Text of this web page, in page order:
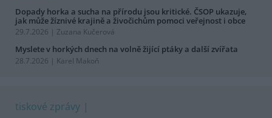
Dopady horka a sucha na přírodu jsou kritické. ČSOP ukazuje,
jak může žíznivé krajině a živočichům pomoci veřejnost i obce
29.7.2026 | Zuzana Kučerová
Myslete v horkých dnech na volně žijící ptáky a další zvířata
28.7.2026 | Karel Makoň
tiskové zprávy